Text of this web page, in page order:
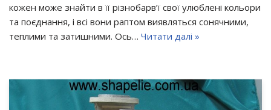
кожен може знайти в її різнобарв’ї свої улюблені кольори
та поєднання, і всі вони раптом виявляться сонячними,
теплими та затишними. Ось… Читати далі »